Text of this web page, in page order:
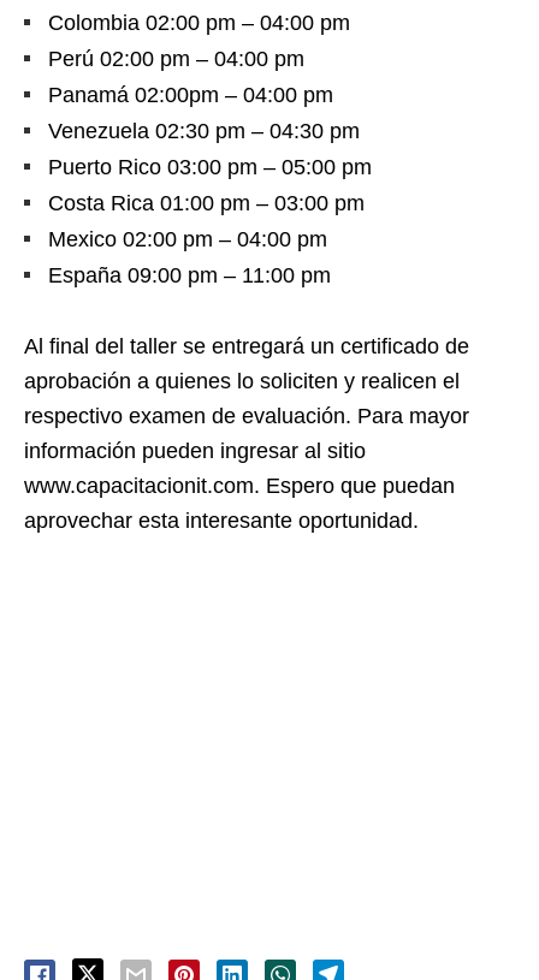
Colombia 02:00 pm – 04:00 pm
Perú 02:00 pm – 04:00 pm
Panamá 02:00pm – 04:00 pm
Venezuela 02:30 pm – 04:30 pm
Puerto Rico 03:00 pm – 05:00 pm
Costa Rica 01:00 pm – 03:00 pm
Mexico 02:00 pm – 04:00 pm
España 09:00 pm – 11:00 pm
Al final del taller se entregará un certificado de
aprobación a quienes lo soliciten y realicen el
respectivo examen de evaluación. Para mayor
información pueden ingresar al sitio
www.capacitacionit.com. Espero que puedan
aprovechar esta interesante oportunidad.